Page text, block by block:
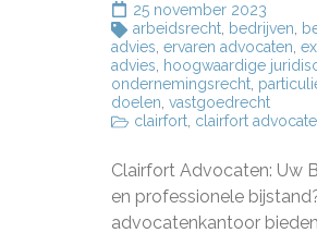
25 november 2023
arbeidsrecht bedrijven
advies ervaren advocaten
advies
hoogwaardige
ondernemingsrecht
doelen vastgoedrecht
clairfort clairfort
Clairfort Advocaten: Uw
en professionele
advocatenkantoor